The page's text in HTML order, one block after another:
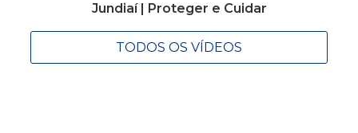
Jundiaí | Proteger e Cuidar
TODOS OS VÍDEOS